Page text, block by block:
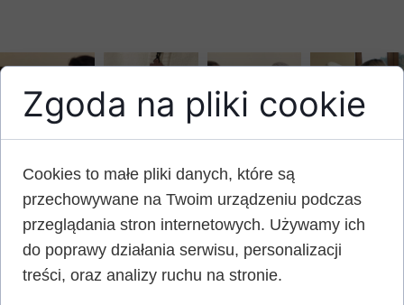
Zgoda na pliki cookie
Cookies to małe pliki danych, które są
przechowywane na Twoim urządzeniu podczas
przeglądania stron internetowych. Używamy ich
do poprawy działania serwisu, personalizacji
treści, oraz analizy ruchu na stronie.